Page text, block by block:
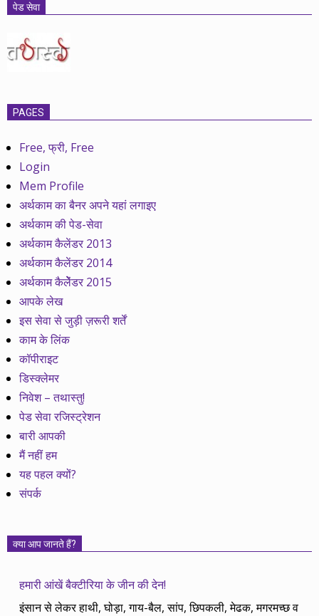
पेड सेवा
PAGES
Free, फ्री, Free
Login
Mem Profile
अर्थकाम का बैनर अपने यहां लगाइए
अर्थकाम की पेड-सेवा
अर्थकाम कैलेंडर 2013
अर्थकाम कैलेंडर 2014
अर्थकाम कैलेेंडर 2015
आपके लेख
इस सेवा से जुड़ी ज़रूरी शर्तें
काम के लिंक
कॉपीराइट
डिस्क्लेमर
निवेश – तथास्तु!
पेड सेवा रजिस्ट्रेशन
बारी आपकी
मैं नहीं हम
यह पहल क्यों?
संपर्क
क्या आप जानते हैं?
हमारी आंखें बैक्टीरिया के जीन की देन!
इंसान से लेकर हाथी, घोड़ा, गाय-बैल, सांप, छिपकली, मेढक, मगरमच्छ व